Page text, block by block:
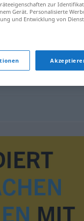
zur
Gerät. Personalisierte
und Entwicklung von